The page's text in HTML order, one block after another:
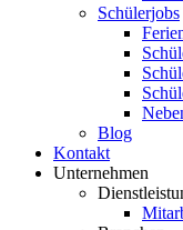
Schülerjobs
Blog
Kontakt
Unternehmen